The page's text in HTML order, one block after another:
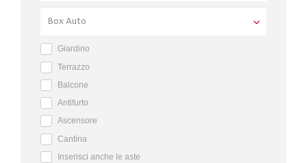
Giardino
Terrazzo
Balcone
Antifurto
Ascensore
Cantina
Inserisci anche le aste